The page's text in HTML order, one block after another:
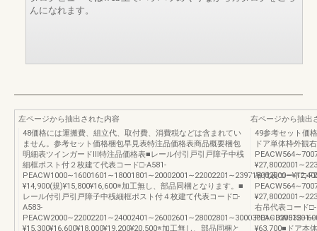
んになれます。
左ページから抽出された内容
48価格には運搬費、組立代、取付費、消費税などは含まれてい
ません。参考セット価格梱包早見表特注品価格表商品概要梱包
明細表ツインガードⅢ特注品価格表■レール付引戸引戸障子中桟
細框ポスト付２枚建て代表コード□-A581-
¥14,900(規)¥15,800¥16,600※加工無し、部品同梱となります。■
レール付引戸引戸障子中桟細框ポスト付４枚建て代表コード□-
A583-
¥15,300¥16,600¥18,000¥19,200¥20,500※加工無し、部品同梱と
右ページから抽出
49参考セット価
ドア単体枠外観
吊代表コード□-
右吊代表コード□-
¥63,700■ドア本